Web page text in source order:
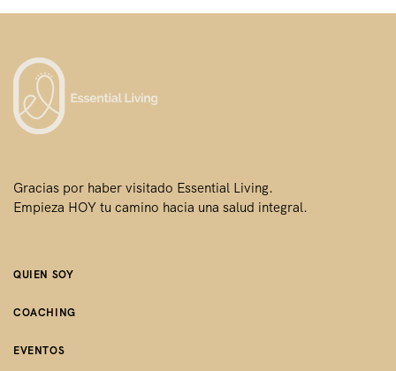
Gracias por haber visitado Essential Living.
Empieza HOY tu camino hacia una salud integral.
QUIEN SOY
COACHING
EVENTOS